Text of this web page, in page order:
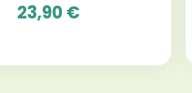
23,90 €